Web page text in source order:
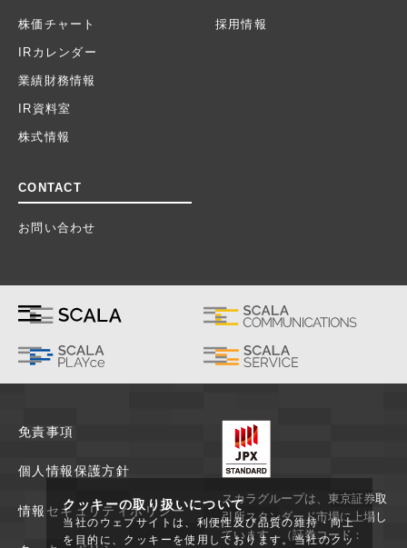
株価チャート
IRカレンダー
業績財務情報
IR資料室
株式情報
採用情報
CONTACT
お問い合わせ
免責事項
個人情報保護方針
情報セキュリティポリシー
スカラグループは、東京証券取
引所スタンダード市場に上場し
ています。（証券コード：
クッキーの取り扱いについて
当社のウェブサイトは、利便性及び品質の維持・向上
を目的に、クッキーを使用しております。当社のクッ